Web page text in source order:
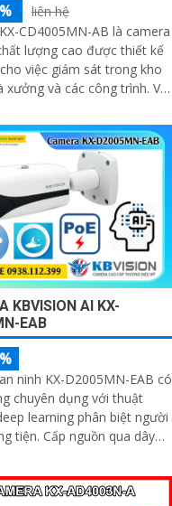
liên hệ
CD4005MN-AB là camera
lượng cao được thiết kế
việc giám sát trong kho
và các công trình. Với
có độ phân giải Ultra 2k 4
KBVISION AI KX-
EAB
ninh KX-D2005MN-EAB có
chuyên dụng với thuật
learning phân biệt người
qua dây
minh với 4 chế độ